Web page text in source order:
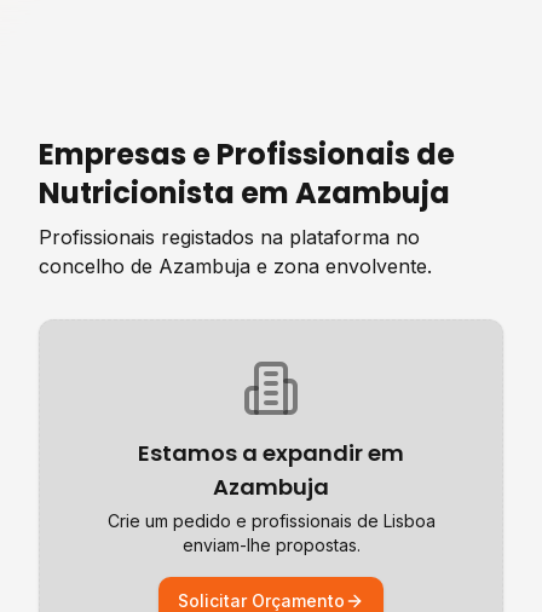
Empresas e Profissionais de
Nutricionista emAzambuja
Profissionais registados na plataforma no
concelho de Azambuja e zona envolvente.
Estamos a expandir em
Azambuja
Crie um pedido e profissionais de Lisboa
enviam-lhe propostas.
Solicitar Orçamento